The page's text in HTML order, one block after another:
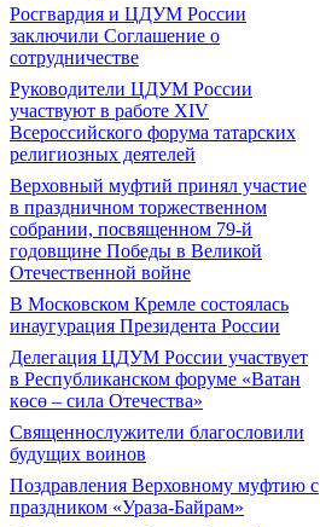
Росгвардия и ЦДУМ России
заключили Соглашение о
сотрудничестве
Руководители ЦДУМ России
участвуют в работе XIV
Всероссийского форума татарских
религиозных деятелей
Верховный муфтий принял участие
в праздничном торжественном
собрании, посвященном 79-й
годовщине Победы в Великой
Отечественной войне
В Московском Кремле состоялась
инаугурация Президента России
Делегация ЦДУМ России участвует
в Республиканском форуме «Ватан
көсө – сила Отечества»
Священнослужители благословили
будущих воинов
Поздравления Верховному муфтию с
праздником «Ураза-Байрам»